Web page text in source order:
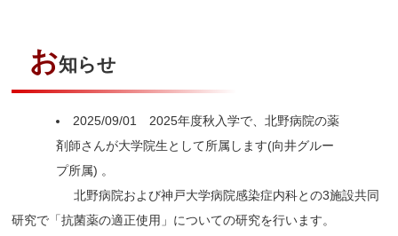
お知らせ
2025/09/01 2025年度秋入学で、北野病院の薬
剤師さんが大学院生として所属します(向井グルー
プ所属) 。
北野病院および神戸大学病院感染症内科との3施設共同
研究で「抗菌薬の適正使用」についての研究を行います。